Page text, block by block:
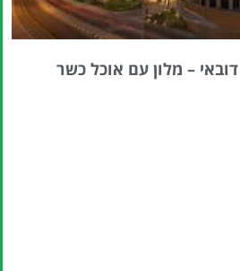
– מלון עם אוכל כשר